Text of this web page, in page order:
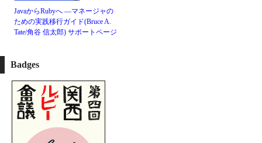
JavaからRubyへ ―マネージャの
ための実践移行ガイド(Bruce A.
Tate/角谷 信太郎) サポートページ
Badges